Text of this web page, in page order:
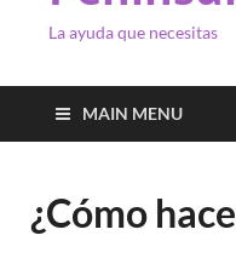
La ayuda que necesitas
MAIN MENU
¿Cómo